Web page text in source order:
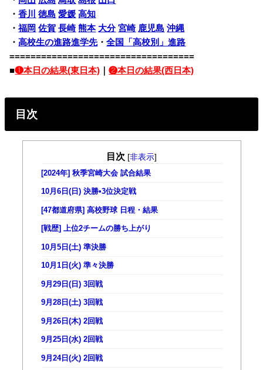
・香川 徳島 愛媛 高知
・福岡 佐賀 長崎 熊本 大分 宮崎 鹿児島 沖縄
・高校生の進路進学先・全国「高校別」進路
===================================
■❶本日の結果(東日本) ｜❷本日の結果(西日本)
目次
目次 [非表示]
[2024年] 秋季宮崎大会 試合結果
10月6日(日) 決勝•3位決定戦
[47都道府県] 高校野球 日程・結果
[戦歴] 上位2チームの勝ち上がり
10月5日(土) 準決勝
10月1日(火) 準々決勝
9月29日(日) 3回戦
9月28日(土) 3回戦
9月26日(木) 2回戦
9月25日(水) 2回戦
9月24日(火) 2回戦